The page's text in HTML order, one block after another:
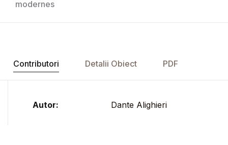
modernes
Contributori Detalii Obiect PDF
Autor: Dante Alighieri